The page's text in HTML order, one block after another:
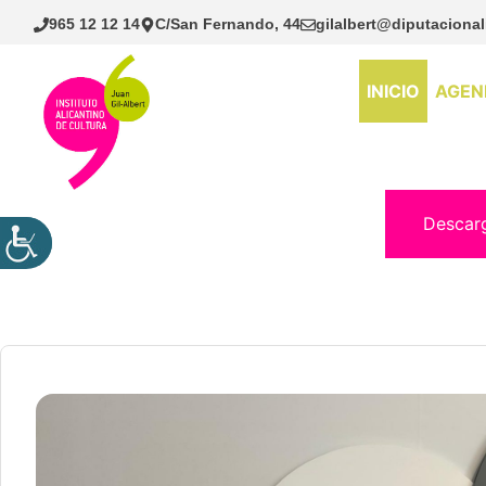
Saltar
965 12 12 14 C/San Fernando, 44
INICIO